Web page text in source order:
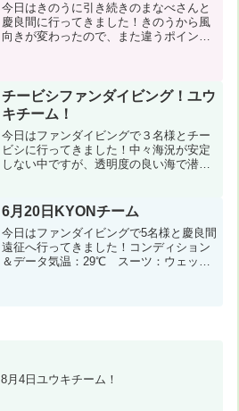
今日はきのうに引き続きのまなべさんと
慶良間に行ってきました！きのうから風
向きが変わったので、また違うポイント
20m スー...
チービシファンダイビング！ユウ
キチーム！
今日はファンダイビングで３名様とチー
ビシに行ってきました！中々海況が安定
しない中ですが、透明度の良い海で潜れ
5mm 担当スタッフ：稲津優樹←写真の
ダウンロード風速：北8m...
6月20日KYONチーム
今日はファンダイビングで5名様と慶良間
遠征へ行ってきました！コンディション
＆データ気温：29℃ スーツ：ウェット
8月4日ユウキチーム！